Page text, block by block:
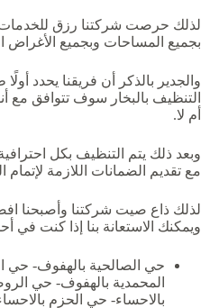
لذلك حرصت شركتنا رزق للخدمات
بجميع المساحات وبجميع الأغراض
والجدير بالذكر أن فريقنا يحدد
التنظيف بالبخار سوف تتوافق مع
أم لا.
وبعد ذلك يتم التنظيف بكل
مع تقديم الضمانات اللازمة
لذلك ذاع صيت شركتنا وأصبحنا
ويمكنك الاستعانة بنا إذا كنت في
حي الصالحية بالهفوف- حي
المحمدية بالهفوف- حي
بالاحساء- حي الحزم